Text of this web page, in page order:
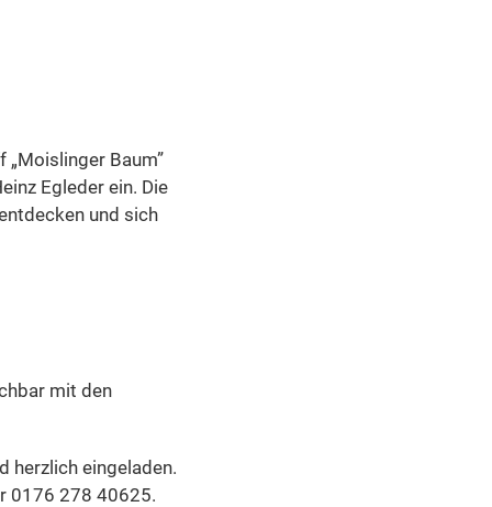
Baum”
Egleder ein. Die
und sich
mit den
herzlich eingeladen.
0176 278 40625.